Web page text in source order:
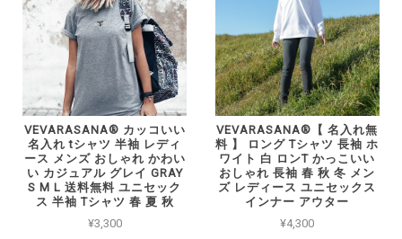
VEVARASANA®︎ カッコいい
名入れ tシャツ 半袖 レディ
ース メンズ おしゃれ かわい
い カジュアル グレイ GRAY
S M L 送料無料 ユニセック
ス 半袖 Tシャツ 春 夏 秋
¥3,300
VEVARASANA®︎【 名入れ無
料 】 ロング Tシャツ 長袖 ホ
ワイト 白 ロンT かっこいい
おしゃれ 長袖 春 秋 冬 メン
ズ レディース ユニセックス
インナー アウター
¥4,300